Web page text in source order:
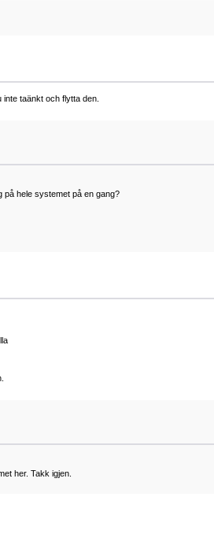
taänkt och flytta den.
på hele systemet på en gang?
her. Takk igjen.